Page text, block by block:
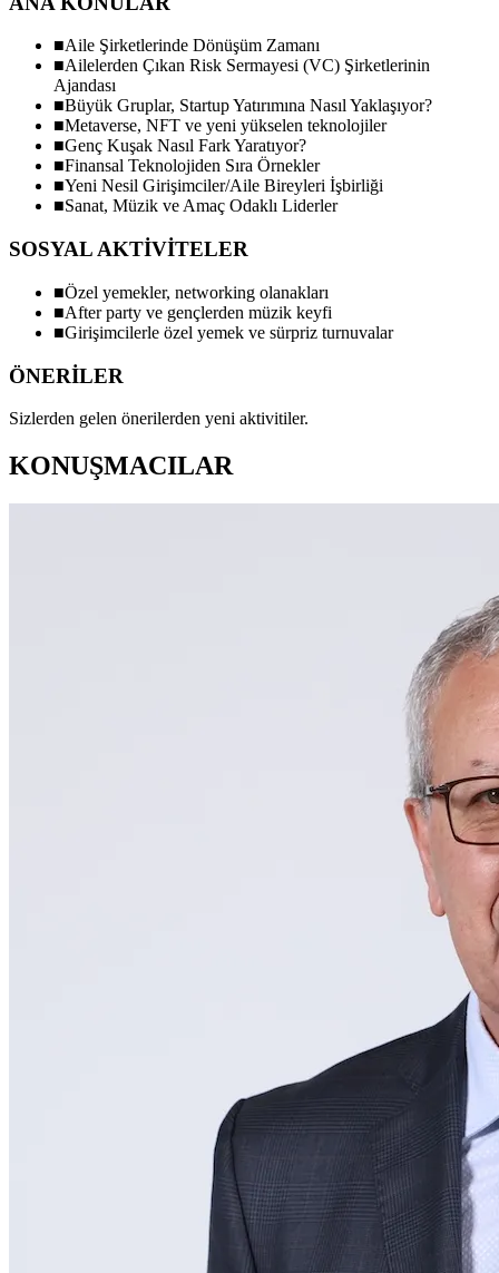
■Aile Şirketlerinde Dönüşüm Zamanı
■Ailelerden Çıkan Risk Sermayesi (VC) Şirketlerinin
Ajandası
■Büyük Gruplar, Startup Yatırımına Nasıl Yaklaşıyor?
■Metaverse, NFT ve yeni yükselen teknolojiler
■Genç Kuşak Nasıl Fark Yaratıyor?
■Finansal Teknolojiden Sıra Örnekler
■Yeni Nesil Girişimciler/Aile Bireyleri İşbirliği
■Sanat, Müzik ve Amaç Odaklı Liderler
SOSYAL AKTİVİTELER
■Özel yemekler, networking olanakları
■After party ve gençlerden müzik keyfi
■Girişimcilerle özel yemek ve sürpriz turnuvalar
ÖNERİLER
Sizlerden gelen önerilerden yeni aktivitiler.
KONUŞMACILAR